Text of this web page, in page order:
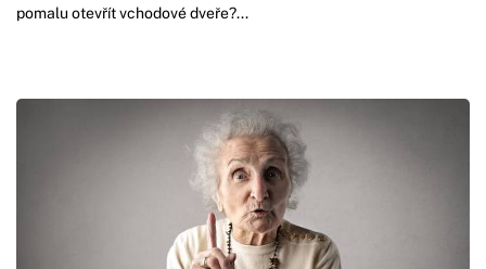
pomalu otevřít vchodové dveře?...